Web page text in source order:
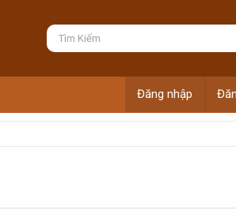
Đăng nhập